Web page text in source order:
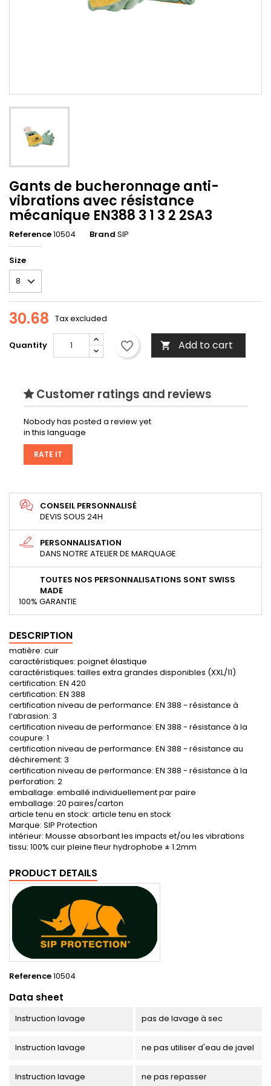
Gants de bucheronnage anti-
vibrations avec résistance
mécanique EN388 3 1 3 2 2SA3
Reference10504 Brand SIP
Size
30.68 Tax excluded
Quantity favorite_border  Add to cart
Customer ratings and reviews
Nobody has posted a review yet
in this language
RATE IT
CONSEIL PERSONNALISÉ
DEVIS SOUS 24H
PERSONNALISATION
DANS NOTRE ATELIER DE MARQUAGE
TOUTES NOS PERSONNALISATIONS SONT SWISS
MADE
100% GARANTIE
DESCRIPTION
matière: cuir
caractéristiques: poignet élastique
caractéristiques: tailles extra grandes disponibles (XXL/11)
certification: EN 420
certification: EN 388
certification niveau de performance: EN 388 - résistance à
l’abrasion: 3
certification niveau de performance: EN 388 - résistance à la
coupure: 1
certification niveau de performance: EN 388 - résistance au
déchirement: 3
certification niveau de performance: EN 388 - résistance à la
perforation: 2
emballage: emballé individuellement par paire
emballage: 20 paires/carton
article tenu en stock: article tenu en stock
Marque: SIP Protection
intérieur: Mousse absorbant les impacts et/ou les vibrations
tissu: 100% cuir pleine fleur hydrophobe ± 1.2mm
PRODUCT DETAILS
Reference10504
Data sheet
Instruction lavage pas de lavage à sec
Instruction lavage ne pas utiliser d'eau de javel
Instruction lavage ne pas repasser